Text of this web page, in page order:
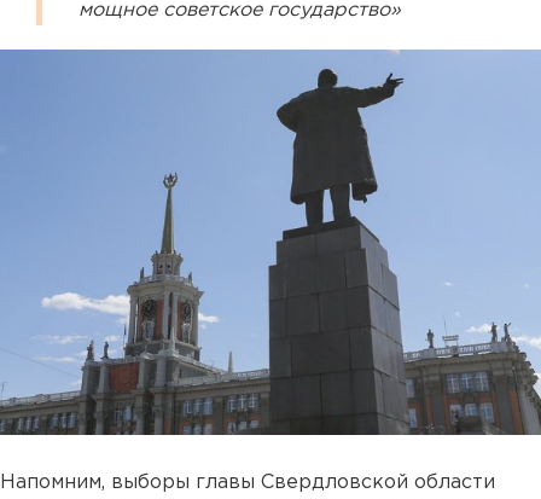
мощное советское государство»
Напомним, выборы главы Свердловской области